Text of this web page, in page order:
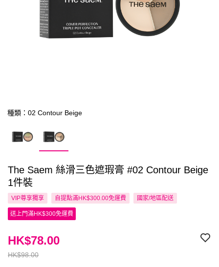
種類：02 Contour Beige
The Saem 絲滑三色遮瑕膏 #02 Contour Beige
1件裝
VIP尊享獨享 自提點滿HK$300.00免運費 國家/地區配送
送上門滿HK$300免運費
HK$98.00
HK$78.00